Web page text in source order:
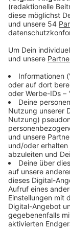
"Breaking Me"
mit
Track ist vor
Topic hat
direkt das
dass man A7S
kennt.
Anzeige
Wir